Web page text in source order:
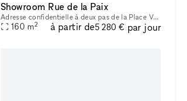
Showroom Rue de la Paix
Adresse confidentielle à deux pas de la Place Vendôme, cet appartement haussmannien de 160 m² est l’un des showrooms les plus recherchés du centre de Paris. La lumière naturelle, les volumes élégants
160 m2 à partir de5 280 € par jour